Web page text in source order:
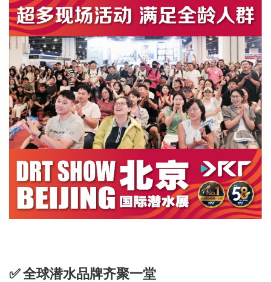
✅ 全球潜水品牌齐聚一堂